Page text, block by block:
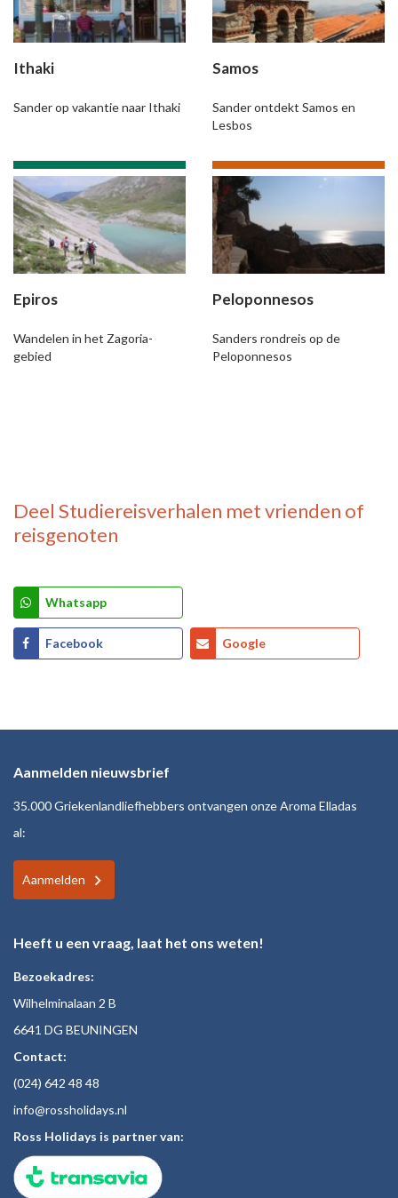
Ithaki
Sander op vakantie naar Ithaki
Samos
Sander ontdekt Samos en
Lesbos
Epiros
Wandelen in het Zagoria-
gebied
Peloponnesos
Sanders rondreis op de
Peloponnesos
Deel Studiereisverhalen met vrienden of
reisgenoten
Whatsapp
Facebook Google
Aanmelden nieuwsbrief
35.000 Griekenlandliefhebbers ontvangen onze Aroma Elladas
al:
Aanmelden
Heeft u een vraag, laat het ons weten!
Bezoekadres:
Wilhelminalaan 2 B
6641 DG BEUNINGEN
Contact:
(024) 642 48 48
info@rossholidays.nl
Ross Holidays is partner van: